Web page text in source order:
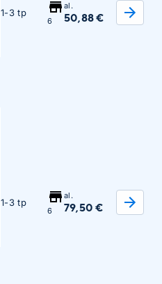
1-3 tp
6
al.
50,88 €
1-3 tp
6
al.
79,50 €